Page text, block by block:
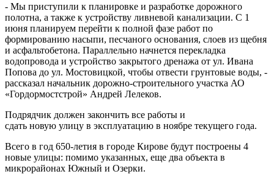
- Мы приступили к планировке и разработке дорожного
полотна, а также к устройству ливневой канализации. С 1
июня планируем перейти к полной фазе работ по
формированию насыпи, песчаного основания, слоев из щебня
и асфальтобетона. Параллельно начнется перекладка
водопровода и устройство закрытого дренажа от ул. Ивана
Попова до ул. Мостовицкой, чтобы отвести грунтовые воды, -
рассказал начальник дорожно-строительного участка АО
«Гордормостстрой» Андрей Лелеков.
Подрядчик должен закончить все работы и
сдать новую улицу в эксплуатацию в ноябре текущего года.
Всего в год 650-летия в городе Кирове будут построены 4
новые улицы: помимо указанных, еще два объекта в
микрорайонах Южный и Озерки.